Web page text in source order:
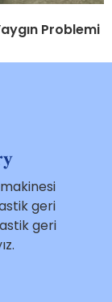
Problemi
geri
geri